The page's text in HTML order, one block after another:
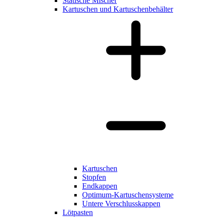
Kartuschen und Kartuschenbehälter
Kartuschen
Stopfen
Endkappen
Optimum-Kartuschensysteme
Untere Verschlusskappen
Lötpasten